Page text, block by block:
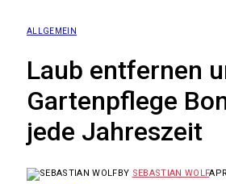
ALLGEMEIN
Laub entfernen
Gartenpflege
jede Jahreszeit
BY SEBASTIAN WOLF